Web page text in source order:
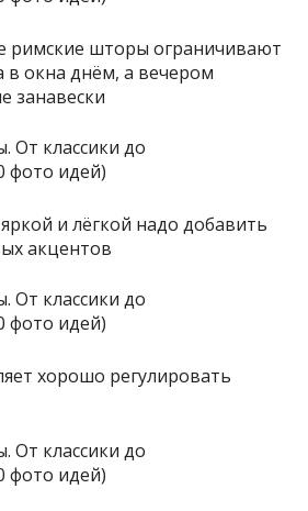
римские шторы ограничивают
в окна днём, а вечером
занавески
и лёгкой надо добавить
акцентов
хорошо регулировать